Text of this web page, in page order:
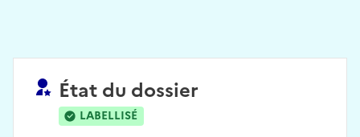
État du dossier
LABELLISÉ